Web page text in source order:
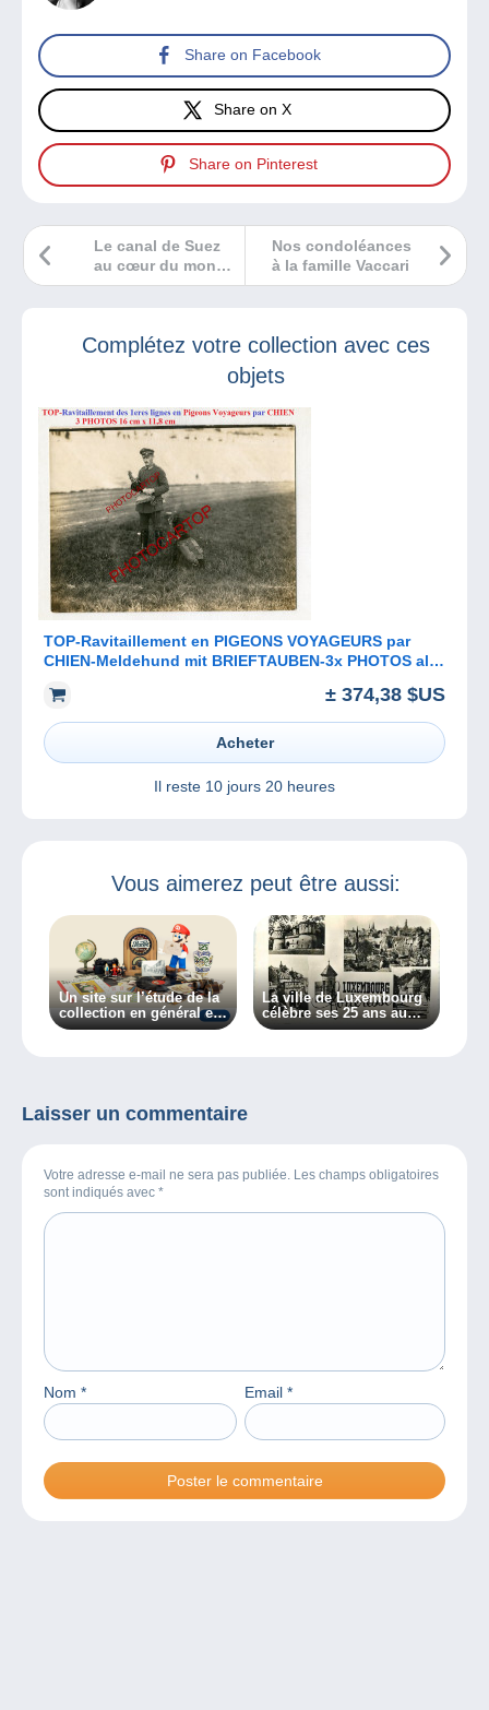
Share on Facebook
Share on X
Share on Pinterest
Nos condoléances
à la famille Vaccari
Le canal de Suez
au cœur du monde
de la collection !
Complétez votre collection avec ces
objets
TOP-Ravitaillement en PIGEONS VOYAGEURS par
CHIEN-Meldehund mit BRIEFTAUBEN-3x PHOTOS all.-
± 374,38 $US
Acheter
Il reste 10 jours 20 heures
Vous aimerez peut être aussi:
Un site sur l’étude de la
collection en général et
des collectionneurs en
La ville de Luxembourg
célèbre ses 25 ans au
patrimoine mondial de
Laisser un commentaire
Votre adresse e-mail ne sera pas publiée. Les champs obligatoires
sont indiqués avec *
Nom * Email *